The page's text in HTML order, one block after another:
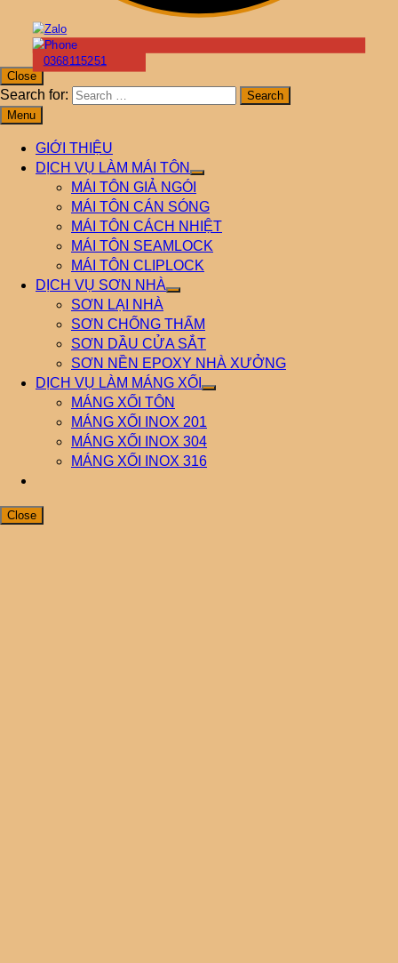
0368115251
Close
Search for:
Menu
GIỚI THIỆU
DỊCH VỤ LÀM MÁI TÔN
MÁI TÔN GIẢ NGÓI
MÁI TÔN CÁN SÓNG
MÁI TÔN CÁCH NHIỆT
MÁI TÔN SEAMLOCK
MÁI TÔN CLIPLOCK
DỊCH VỤ SƠN NHÀ
SƠN LẠI NHÀ
SƠN CHỐNG THẤM
SƠN DẦU CỬA SẮT
SƠN NỀN EPOXY NHÀ XƯỞNG
DỊCH VỤ LÀM MÁNG XỐI
MÁNG XỐI TÔN
MÁNG XỐI INOX 201
MÁNG XỐI INOX 304
MÁNG XỐI INOX 316
Close